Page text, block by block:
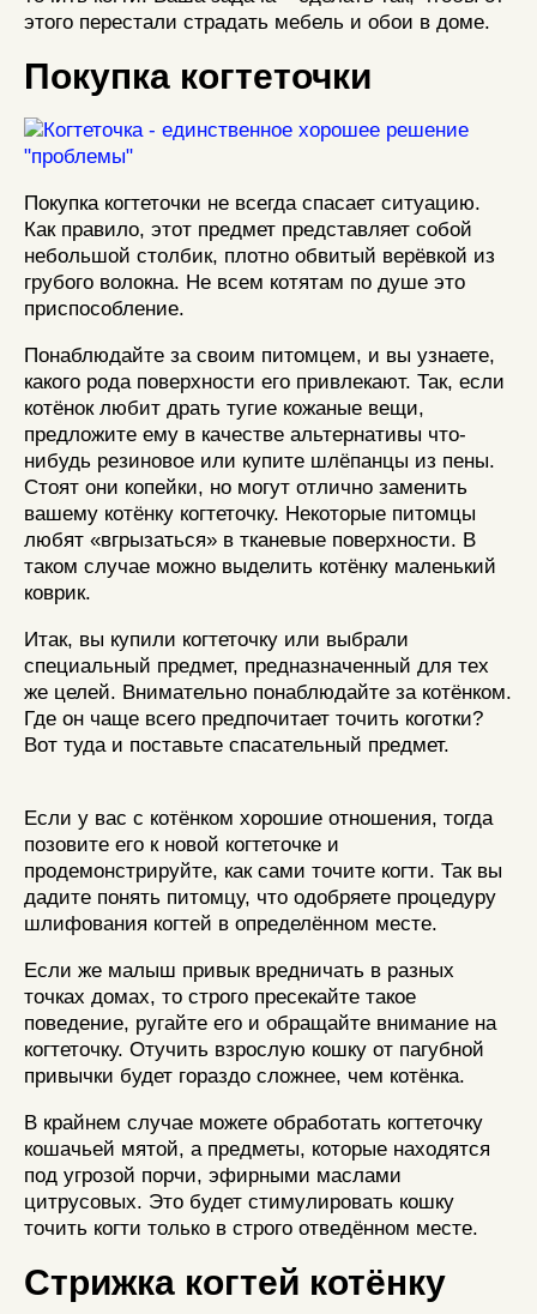
этого перестали страдать мебель и обои в доме.
Покупка когтеточки
Покупка когтеточки не всегда спасает ситуацию.
Как правило, этот предмет представляет собой
небольшой столбик, плотно обвитый верёвкой из
грубого волокна. Не всем котятам по душе это
приспособление.
Понаблюдайте за своим питомцем, и вы узнаете,
какого рода поверхности его привлекают. Так, если
котёнок любит драть тугие кожаные вещи,
предложите ему в качестве альтернативы что-
нибудь резиновое или купите шлёпанцы из пены.
Стоят они копейки, но могут отлично заменить
вашему котёнку когтеточку. Некоторые питомцы
любят «вгрызаться» в тканевые поверхности. В
таком случае можно выделить котёнку маленький
коврик.
Итак, вы купили когтеточку или выбрали
специальный предмет, предназначенный для тех
же целей. Внимательно понаблюдайте за котёнком.
Где он чаще всего предпочитает точить коготки?
Вот туда и поставьте спасательный предмет.
Если у вас с котёнком хорошие отношения, тогда
позовите его к новой когтеточке и
продемонстрируйте, как сами точите когти. Так вы
дадите понять питомцу, что одобряете процедуру
шлифования когтей в определённом месте.
Если же малыш привык вредничать в разных
точках домах, то строго пресекайте такое
поведение, ругайте его и обращайте внимание на
когтеточку. Отучить взрослую кошку от пагубной
привычки будет гораздо сложнее, чем котёнка.
В крайнем случае можете обработать когтеточку
кошачьей мятой, а предметы, которые находятся
под угрозой порчи, эфирными маслами
цитрусовых. Это будет стимулировать кошку
точить когти только в строго отведённом месте.
Стрижка когтей котёнку